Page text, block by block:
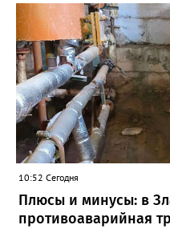
«Благодаря её мудрому
сильный педагогический
ценностями и любовью к
Ивановна навсегда
руководителем, но и
говорится в сообществе
соболезнования семье
Златоуста Олег Решетников.
важнейших документах
людях: в тех учителях,
учениках, которых она
«Отличник народного
доблестный труд», Галина
награды и документы, но и
школы, который продолжает
в некрологе.
10:52 Сегодня
Плюсы и минусы: в
противоаварийная